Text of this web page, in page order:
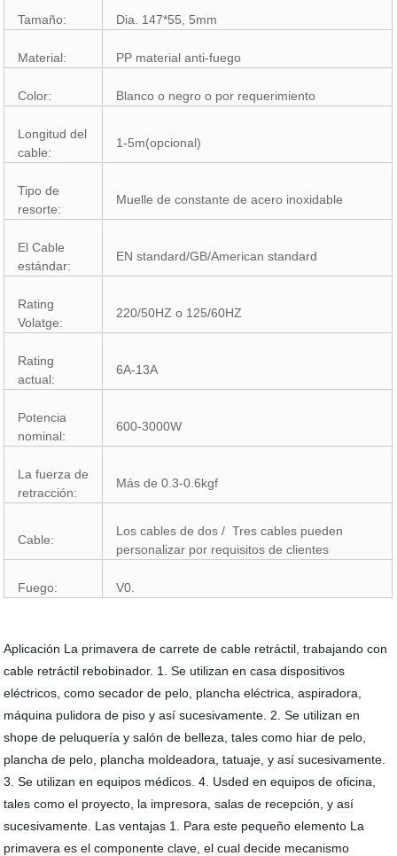
Tamaño: Dia. 147*55, 5mm
Material: PP material anti-fuego
Color: Blanco o negro o por requerimiento
Longitud del
cable:
1-5m(opcional)
Tipo de
resorte:
Muelle de constante de acero inoxidable
El Cable
estándar:
EN standard/GB/American standard
Rating
Volatge:
220/50HZ o 125/60HZ
Rating
actual:
6A-13A
Potencia
nominal:
600-3000W
La fuerza de
retracción:
Más de 0.3-0.6kgf
Cable:
Los cables de dos / Tres cables pueden
personalizar por requisitos de clientes
Fuego: V0.
Aplicación La primavera de carrete de cable retráctil, trabajando con
cable retráctil rebobinador. 1. Se utilizan en casa dispositivos
eléctricos, como secador de pelo, plancha eléctrica, aspiradora,
máquina pulidora de piso y así sucesivamente. 2. Se utilizan en
shope de peluquería y salón de belleza, tales como hiar de pelo,
plancha de pelo, plancha moldeadora, tatuaje, y así sucesivamente.
3. Se utilizan en equipos médicos. 4. Usded en equipos de oficina,
tales como el proyecto, la impresora, salas de recepción, y así
sucesivamente. Las ventajas 1. Para este pequeño elemento La
primavera es el componente clave, el cual decide mecanismo